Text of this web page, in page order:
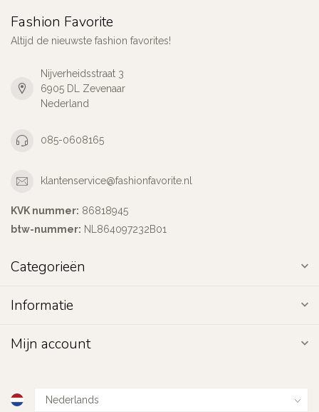
Fashion Favorite
Altijd de nieuwste fashion favorites!
Nijverheidsstraat 3
6905 DL Zevenaar
Nederland
085-0608165
klantenservice@fashionfavorite.nl
KVK nummer: 86818945
btw-nummer: NL864097232B01
Categorieën
Informatie
Mijn account